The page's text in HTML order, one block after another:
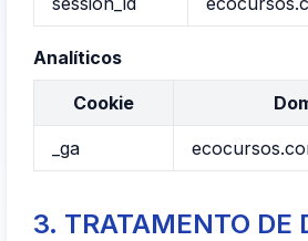
Analíticos
Cookie
_ga
3. TRATAMENTO DE